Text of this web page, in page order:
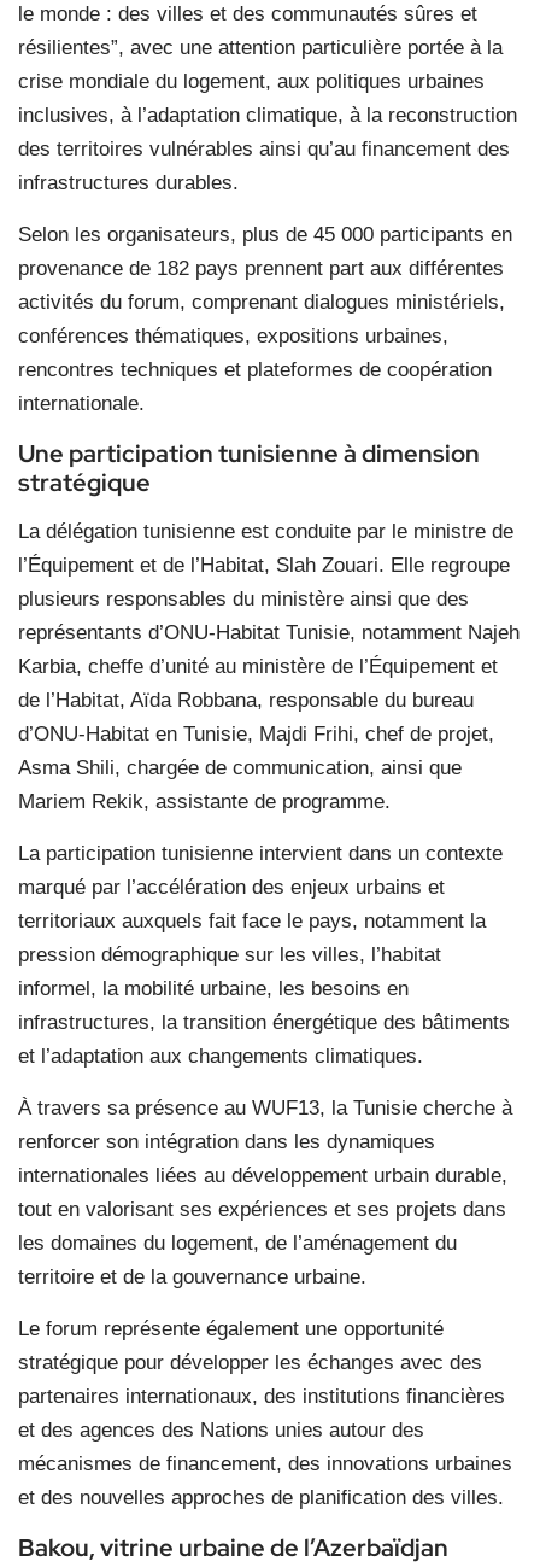
le monde : des villes et des communautés sûres et
résilientes”, avec une attention particulière portée à la
crise mondiale du logement, aux politiques urbaines
inclusives, à l’adaptation climatique, à la reconstruction
des territoires vulnérables ainsi qu’au financement des
infrastructures durables.
Selon les organisateurs, plus de 45 000 participants en
provenance de 182 pays prennent part aux différentes
activités du forum, comprenant dialogues ministériels,
conférences thématiques, expositions urbaines,
rencontres techniques et plateformes de coopération
internationale.
Une participation tunisienne à dimension
stratégique
La délégation tunisienne est conduite par le ministre de
l’Équipement et de l’Habitat, Slah Zouari. Elle regroupe
plusieurs responsables du ministère ainsi que des
représentants d’ONU-Habitat Tunisie, notamment Najeh
Karbia, cheffe d’unité au ministère de l’Équipement et
de l’Habitat, Aïda Robbana, responsable du bureau
d’ONU-Habitat en Tunisie, Majdi Frihi, chef de projet,
Asma Shili, chargée de communication, ainsi que
Mariem Rekik, assistante de programme.
La participation tunisienne intervient dans un contexte
marqué par l’accélération des enjeux urbains et
territoriaux auxquels fait face le pays, notamment la
pression démographique sur les villes, l’habitat
informel, la mobilité urbaine, les besoins en
infrastructures, la transition énergétique des bâtiments
et l’adaptation aux changements climatiques.
À travers sa présence au WUF13, la Tunisie cherche à
renforcer son intégration dans les dynamiques
internationales liées au développement urbain durable,
tout en valorisant ses expériences et ses projets dans
les domaines du logement, de l’aménagement du
territoire et de la gouvernance urbaine.
Le forum représente également une opportunité
stratégique pour développer les échanges avec des
partenaires internationaux, des institutions financières
et des agences des Nations unies autour des
mécanismes de financement, des innovations urbaines
et des nouvelles approches de planification des villes.
Bakou, vitrine urbaine de l’Azerbaïdjan